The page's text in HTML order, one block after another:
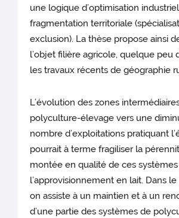
une logique d’optimisation
fragmentation territoriale
exclusion). La thèse propose ainsi
l’objet filière agricole, quelque peu
les travaux récents de géographie
L’évolution des zones
polyculture-élevage vers une
nombre d’exploitations pratiquant
pourrait à terme fragiliser la
montée en qualité de ces
l’approvisionnement en lait. Dans
on assiste à un maintien et à un
d’une partie des systèmes de